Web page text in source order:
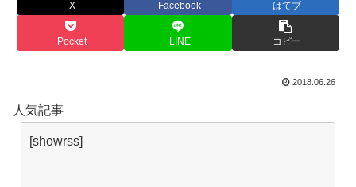
X Facebook はてブ
Pocket LINE コピー
2018.06.26
人気記事
[showrss]